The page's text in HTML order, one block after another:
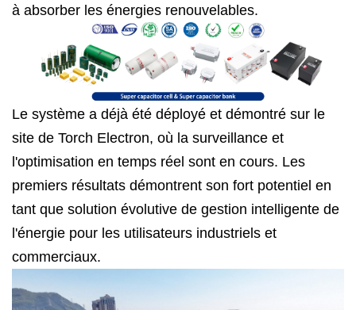
à absorber les énergies renouvelables.
Le système a déjà été déployé et démontré sur le
site de Torch Electron, où la surveillance et
l'optimisation en temps réel sont en cours. Les
premiers résultats démontrent son fort potentiel en
tant que solution évolutive de gestion intelligente de
l'énergie pour les utilisateurs industriels et
commerciaux.